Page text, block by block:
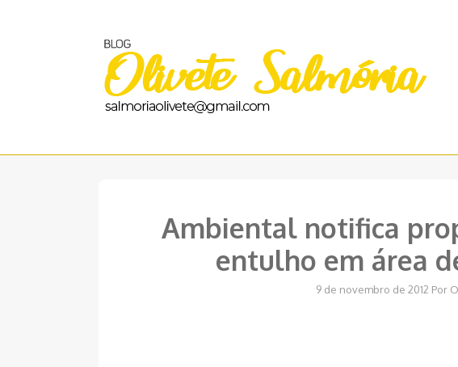
Ambiental notifica
entulho em área
9 de novembro de 2012 Por